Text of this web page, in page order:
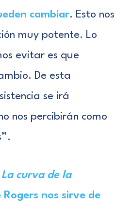
cambiar. Esto nos
muy potente. Lo
evitar es que
De esta
se irá
nos percibirán como
La curva de la
Rogers nos sirve de